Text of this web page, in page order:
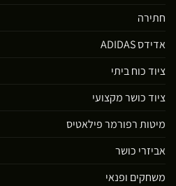
חתירה
אדידס ADIDAS
ציוד כוח ביתי
ציוד כושר מקצועי
מיטות רפורמר פילאטיס
אביזרי כושר
משחקים ופנאי